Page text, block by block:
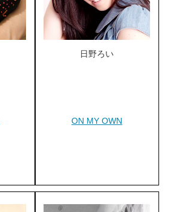
日野ろい
ON MY OWN